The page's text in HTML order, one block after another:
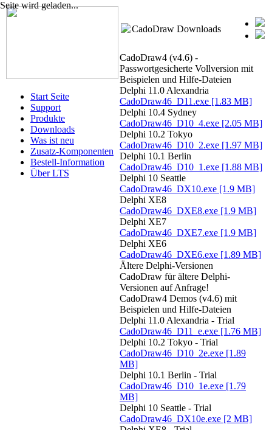
Seite wird geladen...
Start Seite
Support
Produkte
Downloads
Was ist neu
Zusatz-Komponenten
Bestell-Information
Über LTS
CadoDraw Downloads
CadoDraw4 (v4.6) -
Passwortgesicherte Vollversion mit
Beispielen und Hilfe-Dateien
Delphi 11.0 Alexandria
CadoDraw46_D11.exe [1.83 MB]
Delphi 10.4 Sydney
CadoDraw46_D10_4.exe [2.05 MB]
Delphi 10.2 Tokyo
CadoDraw46_D10_2.exe [1.97 MB]
Delphi 10.1 Berlin
CadoDraw46_D10_1.exe [1.88 MB]
Delphi 10 Seattle
CadoDraw46_DX10.exe [1.9 MB]
Delphi XE8
CadoDraw46_DXE8.exe [1.9 MB]
Delphi XE7
CadoDraw46_DXE7.exe [1.9 MB]
Delphi XE6
CadoDraw46_DXE6.exe [1.89 MB]
Ältere Delphi-Versionen
CadoDraw für ältere Delphi-
Versionen auf Anfrage!
CadoDraw4 Demos (v4.6) mit
Beispielen und Hilfe-Dateien
Delphi 11.0 Alexandria - Trial
CadoDraw46_D11_e.exe [1.76 MB]
Delphi 10.2 Tokyo - Trial
CadoDraw46_D10_2e.exe [1.89
MB]
Delphi 10.1 Berlin - Trial
CadoDraw46_D10_1e.exe [1.79
MB]
Delphi 10 Seattle - Trial
CadoDraw46_DX10e.exe [2 MB]